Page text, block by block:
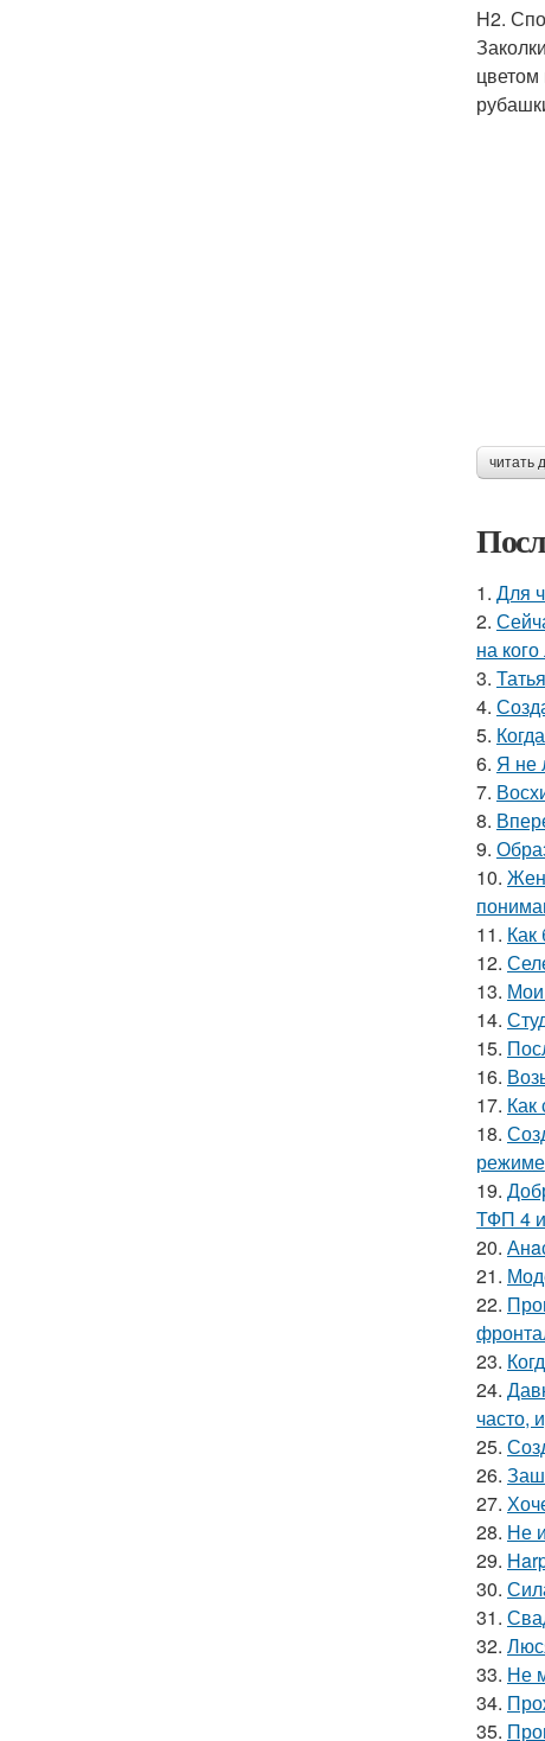
H2.
цветом
читать
1. Для
2.
на
3.
4.
5.
6. Я не
7.
8.
9.
10.
11. Как
12.
13.
14.
15.
16.
17. Как
18.
19.
ТФП 4
20.
21.
22.
23.
24.
часто,
25.
26.
27.
28. Не
29.
30.
31.
32.
33. Не
34.
35.